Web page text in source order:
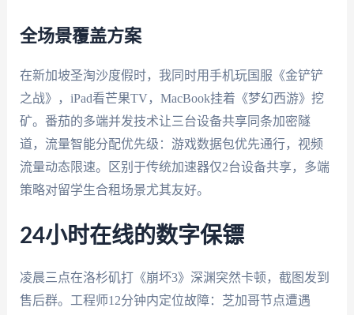
全场景覆盖方案
在新加坡圣淘沙度假时，我同时用手机玩国服《金铲铲
之战》，iPad看芒果TV，MacBook挂着《梦幻西游》挖
矿。番茄的多端并发技术让三台设备共享同条加密隧
道，流量智能分配优先级：游戏数据包优先通行，视频
流量动态限速。区别于传统加速器仅2台设备共享，多端
策略对留学生合租场景尤其友好。
24小时在线的数字保镖
凌晨三点在洛杉矶打《崩坏3》深渊突然卡顿，截图发到
售后群。工程师12分钟内定位故障：芝加哥节点遭遇